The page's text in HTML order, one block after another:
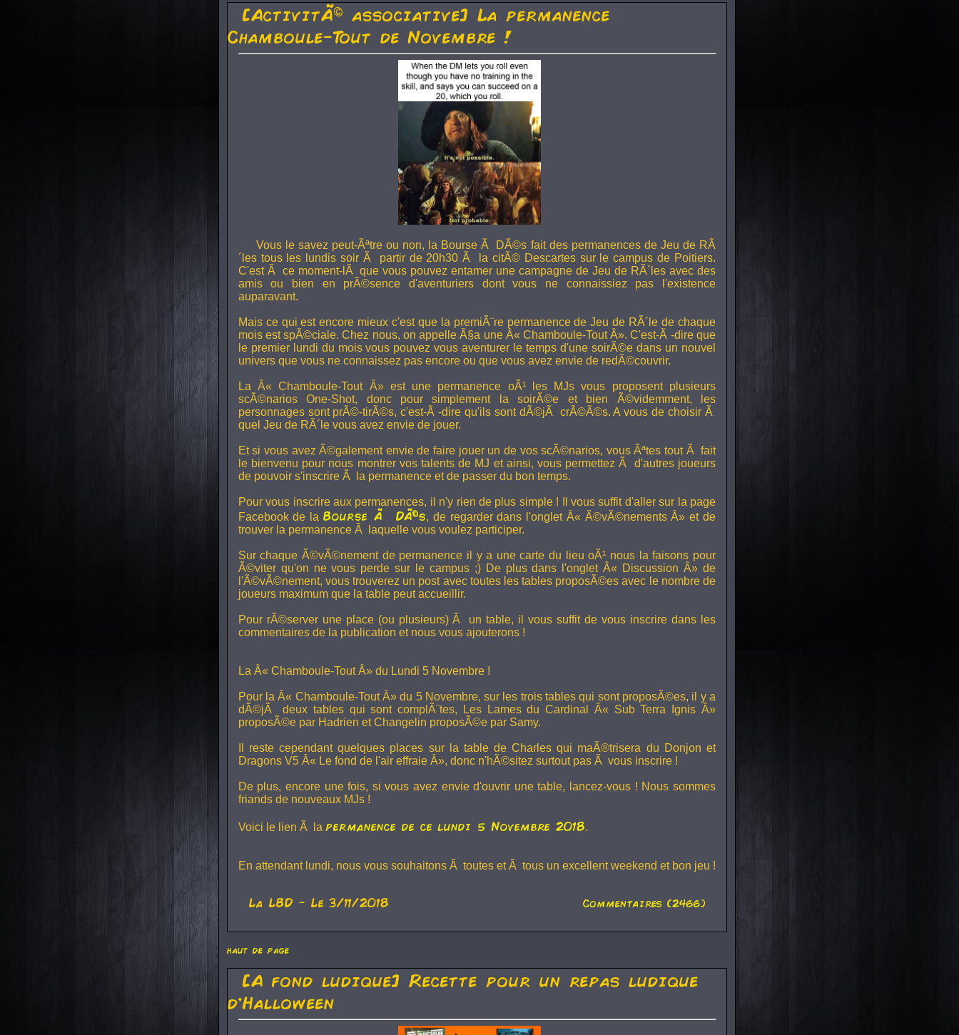
[ActivitÃ© associative] La permanence
Chamboule-Tout de Novembre !
Vous le savez peut-Ãªtre ou non, la Bourse Ã DÃ©s fait des permanences de Jeu de RÃ
´les tous les lundis soir Ã partir de 20h30 Ã la citÃ© Descartes sur le campus de Poitiers.
C'est Ã ce moment-lÃ que vous pouvez entamer une campagne de Jeu de RÃ´les avec des
amis ou bien en prÃ©sence d'aventuriers dont vous ne connaissiez pas l'existence
auparavant.
Mais ce qui est encore mieux c'est que la premiÃ¨re permanence de Jeu de RÃ´le de chaque
mois est spÃ©ciale. Chez nous, on appelle Ã§a une Â« Chamboule-Tout Â». C'est-Ã -dire que
le premier lundi du mois vous pouvez vous aventurer le temps d'une soirÃ©e dans un nouvel
univers que vous ne connaissez pas encore ou que vous avez envie de redÃ©couvrir.
La Â« Chamboule-Tout Â» est une permanence oÃ¹ les MJs vous proposent plusieurs
scÃ©narios One-Shot, donc pour simplement la soirÃ©e et bien Ã©videmment, les
personnages sont prÃ©-tirÃ©s, c'est-Ã -dire qu'ils sont dÃ©jÃ crÃ©Ã©s. A vous de choisir Ã
quel Jeu de RÃ´le vous avez envie de jouer.
Et si vous avez Ã©galement envie de faire jouer un de vos scÃ©narios, vous Ãªtes tout Ã fait
le bienvenu pour nous montrer vos talents de MJ et ainsi, vous permettez Ã d'autres joueurs
de pouvoir s'inscrire Ã la permanence et de passer du bon temps.
Pour vous inscrire aux permanences, il n'y rien de plus simple ! Il vous suffit d'aller sur la page
Facebook de la Bourse Ã DÃ©s, de regarder dans l'onglet Â« Ã©vÃ©nements Â» et de
trouver la permanence Ã laquelle vous voulez participer.
Sur chaque Ã©vÃ©nement de permanence il y a une carte du lieu oÃ¹ nous la faisons pour
Ã©viter qu'on ne vous perde sur le campus ;) De plus dans l'onglet Â« Discussion Â» de
l'Ã©vÃ©nement, vous trouverez un post avec toutes les tables proposÃ©es avec le nombre de
joueurs maximum que la table peut accueillir.
Pour rÃ©server une place (ou plusieurs) Ã un table, il vous suffit de vous inscrire dans les
commentaires de la publication et nous vous ajouterons !
La Â« Chamboule-Tout Â» du Lundi 5 Novembre !
Pour la Â« Chamboule-Tout Â» du 5 Novembre, sur les trois tables qui sont proposÃ©es, il y a
dÃ©jÃ deux tables qui sont complÃ¨tes,
Les Lames du Cardinal
Â« Sub Terra Ignis Â»
proposÃ©e par Hadrien etChangelin proposÃ©e par Samy.
Il reste cependant quelques places sur la table de Charles qui maÃ®trisera du Donjon et
Dragons V5Â« Le fond de l'air effraie Â», donc n'hÃ©sitez surtout pas Ã vous inscrire !
De plus, encore une fois, si vous avez envie d'ouvrir une table, lancez-vous ! Nous sommes
friands de nouveaux MJs !
Voici le lien Ã la permanence de ce lundi 5 Novembre 2018.
En attendant lundi, nous vous souhaitons Ã toutes et Ã tous un excellent weekend et bon jeu !
La LBD - Le 3/11/2018 Commentaires (2466)
haut de page
[A fond ludique] Recette pour un repas ludique
d'Halloween